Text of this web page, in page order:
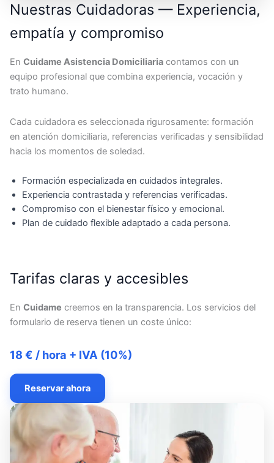
Nuestras Cuidadoras — Experiencia,
empatía y compromiso
En Cuidame Asistencia Domiciliaria contamos con un
equipo profesional que combina experiencia, vocación y
trato humano.
Cada cuidadora es seleccionada rigurosamente: formación
en atención domiciliaria, referencias verificadas y sensibilidad
hacia los momentos de soledad.
Formación especializada en cuidados integrales.
Experiencia contrastada y referencias verificadas.
Compromiso con el bienestar físico y emocional.
Plan de cuidado flexible adaptado a cada persona.
Tarifas claras y accesibles
En Cuidame creemos en la transparencia. Los servicios del
formulario de reserva tienen un coste único:
18 € / hora + IVA (10%)
Reservar ahora